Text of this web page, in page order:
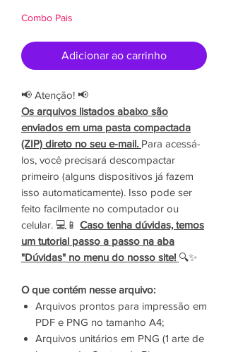
Combo Pais
Adicionar ao carrinho
📢 Atenção! 📢
Os arquivos listados abaixo são
enviados em uma pasta compactada
(ZIP) direto no seu e-mail. Para acessá-
los, você precisará descompactar
primeiro (alguns dispositivos já fazem
isso automaticamente). Isso pode ser
feito facilmente no computador ou
celular. 💻📱 Caso tenha dúvidas, temos
um tutorial passo a passo na aba
"Dúvidas" no menu do nosso site! 🔍✨
O que contém nesse arquivo:
Arquivos prontos para impressão em
PDF e PNG no tamanho A4;
Arquivos unitários em PNG (1 arte de